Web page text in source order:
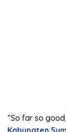
“So far so
Kabupaten